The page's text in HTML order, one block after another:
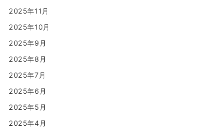
2025年11月
2025年10月
2025年9月
2025年8月
2025年7月
2025年6月
2025年5月
2025年4月